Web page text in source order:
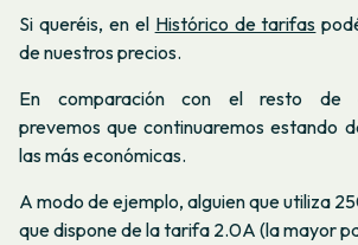
Si queréis, en el Histórico de tarifas
de nuestros precios.
En comparación con el resto de
prevemos que continuaremos estando
las más económicas.
A modo de ejemplo, alguien que utiliza
que dispone de la tarifa 2.0A (la mayor